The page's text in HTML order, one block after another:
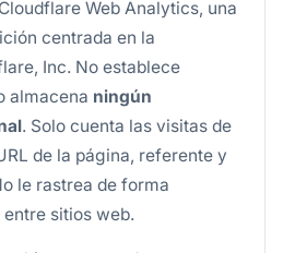
Web Analytics, una
centrada en la
Inc. No establece
almacena ningún
. Solo cuenta las visitas de
de la página, referente y
le rastrea de forma
sitios web.